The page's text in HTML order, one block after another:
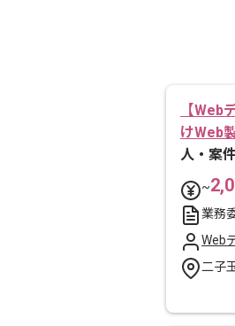
【Web
けWeb
人・案件
~
業務
Web
二子